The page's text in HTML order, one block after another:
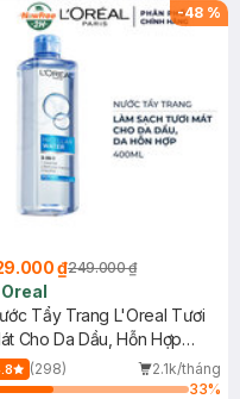
-48 %
₫249.000 ₫
Tẩy Trang L'Oreal Tươi
Cho Da Dầu, Hỗn Hợp
(298)
2.1k/tháng
33%